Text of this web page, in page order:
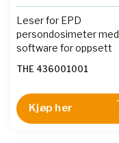
Leser for EPD
persondosimeter med
software for oppsett
THE 436001001
Kjøp her